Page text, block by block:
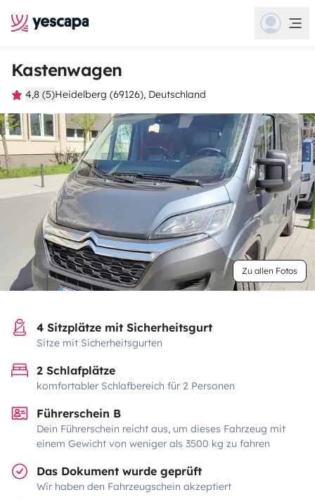
Kastenwagen
4,8 (5)Heidelberg (69126), Deutschland
Zu allen Fotos
4 Sitzplätze mit Sicherheitsgurt
Sitze mit Sicherheitsgurten
2 Schlafplätze
komfortabler Schlafbereich für 2 Personen
Führerschein B
Dein Führerschein reicht aus, um dieses Fahrzeug mit
einem Gewicht von weniger als 3500 kg zu fahren
Das Dokument wurde geprüft
Wir haben den Fahrzeugschein akzeptiert